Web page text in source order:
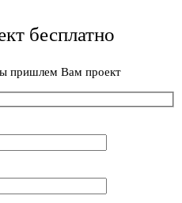
бесплатно
пришлем Вам проект